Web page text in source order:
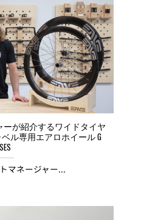
ーが紹介するワイドタイヤ
ル専用エアロホイール G
SES
マネージャー...